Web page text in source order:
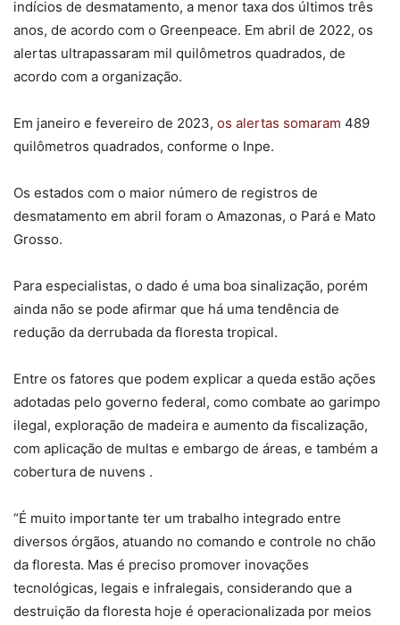
indícios de desmatamento, a menor taxa dos últimos três
anos, de acordo com o Greenpeace. Em abril de 2022, os
alertas ultrapassaram mil quilômetros quadrados, de
acordo com a organização.
Em janeiro e fevereiro de 2023, os alertas somaram 489
quilômetros quadrados, conforme o Inpe.
Os estados com o maior número de registros de
desmatamento em abril foram o Amazonas, o Pará e Mato
Grosso.
Para especialistas, o dado é uma boa sinalização, porém
ainda não se pode afirmar que há uma tendência de
redução da derrubada da floresta tropical.
Entre os fatores que podem explicar a queda estão ações
adotadas pelo governo federal, como combate ao garimpo
ilegal, exploração de madeira e aumento da fiscalização,
com aplicação de multas e embargo de áreas, e também a
cobertura de nuvens .
“É muito importante ter um trabalho integrado entre
diversos órgãos, atuando no comando e controle no chão
da floresta. Mas é preciso promover inovações
tecnológicas, legais e infralegais, considerando que a
destruição da floresta hoje é operacionalizada por meios